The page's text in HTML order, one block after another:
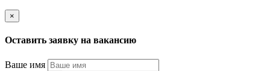
×
Оставить заявку на вакансию
Ваше имя